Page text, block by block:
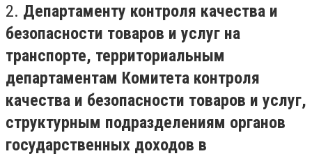
2. Департаменту контроля качества и
безопасности товаров и услуг на
транспорте, территориальным
департаментам Комитета контроля
качества и безопасности товаров и услуг,
структурным подразделениям органов
государственных доходов в